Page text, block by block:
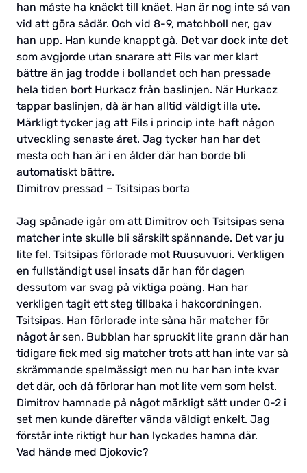
han måste ha knäckt till knäet. Han är nog inte så van
vid att göra sådär. Och vid 8-9, matchboll ner, gav
han upp. Han kunde knappt gå. Det var dock inte det
som avgjorde utan snarare att Fils var mer klart
bättre än jag trodde i bollandet och han pressade
hela tiden bort Hurkacz från baslinjen. När Hurkacz
tappar baslinjen, då är han alltid väldigt illa ute.
Märkligt tycker jag att Fils i princip inte haft någon
utveckling senaste året. Jag tycker han har det
mesta och han är i en ålder där han borde bli
automatiskt bättre.
Dimitrov pressad – Tsitsipas borta
Jag spånade igår om att Dimitrov och Tsitsipas sena
matcher inte skulle bli särskilt spännande. Det var ju
lite fel. Tsitsipas förlorade mot Ruusuvuori. Verkligen
en fullständigt usel insats där han för dagen
dessutom var svag på viktiga poäng. Han har
verkligen tagit ett steg tillbaka i hakcordningen,
Tsitsipas. Han förlorade inte såna här matcher för
något år sen. Bubblan har spruckit lite grann där han
tidigare fick med sig matcher trots att han inte var så
skrämmande spelmässigt men nu har han inte kvar
det där, och då förlorar han mot lite vem som helst.
Dimitrov hamnade på något märkligt sätt under 0-2 i
set men kunde därefter vända väldigt enkelt. Jag
förstår inte riktigt hur han lyckades hamna där.
Vad hände med Djokovic?